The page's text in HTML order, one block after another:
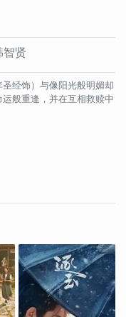
贤
经饰）与像阳光般明媚却
般重逢，并在互相救赎中